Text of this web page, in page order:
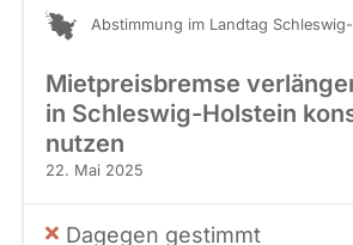
Abstimmung im Landtag
Mietpreisbremse
in Schleswig-Holstein
nutzen
22. Mai 2025
Dagegen gestimmt